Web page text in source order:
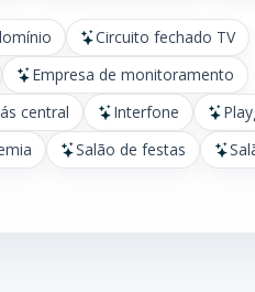
Circuito fechado TV
Empresa de monitoramento
central Interfone
Salão de festas